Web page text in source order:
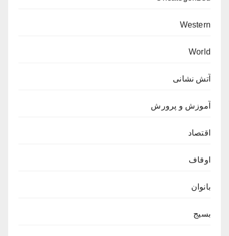
Western
World
آتش نشانی
آموزش و پرورش
اقتصاد
اوقاف
بانوان
بسیج